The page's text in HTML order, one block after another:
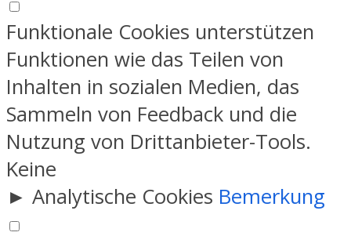
Funktionale Cookies unterstützen
Funktionen wie das Teilen von
Inhalten in sozialen Medien, das
Sammeln von Feedback und die
Nutzung von Drittanbieter-Tools.
Keine
► Analytische Cookies Bemerkung